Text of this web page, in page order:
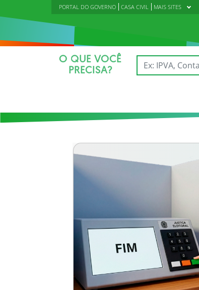
PORTAL DO GOVERNO CASA CIVIL MAIS SITES
O QUE VOCÊ
PRECISA?